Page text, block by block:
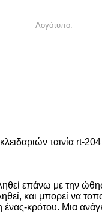
Λογότυπο:
ταινία rt-
επάνω με την
και μπορεί να
κρότου. Μια